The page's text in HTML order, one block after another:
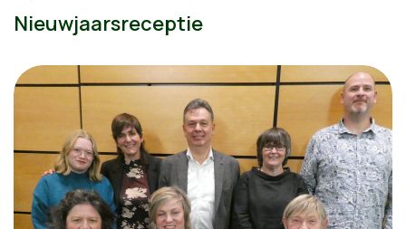
Nieuwjaarsreceptie